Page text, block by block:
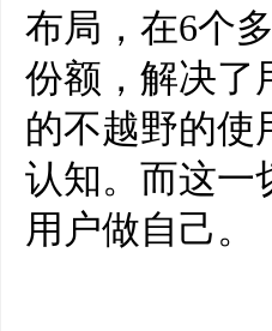
布局，在6个
份额，解决了
的不越野的使
认知。而这一
用户做自己。